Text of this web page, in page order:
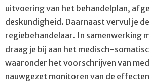
uitvoering van het behandelplan,
deskundigheid. Daarnaast vervul je
regiebehandelaar. In samenwerking
draag je bij aan het medisch-
waaronder het voorschrijven van
nauwgezet monitoren van de